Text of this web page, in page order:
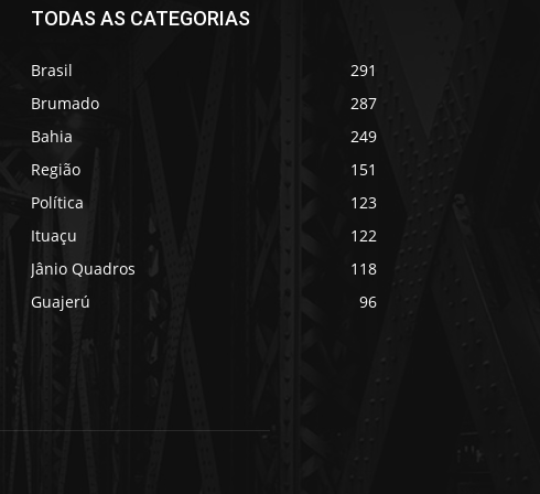
TODAS AS CATEGORIAS
Brasil
291
Brumado
287
Bahia
249
Região
151
Política
123
Ituaçu
122
Jânio Quadros
118
Guajerú
96